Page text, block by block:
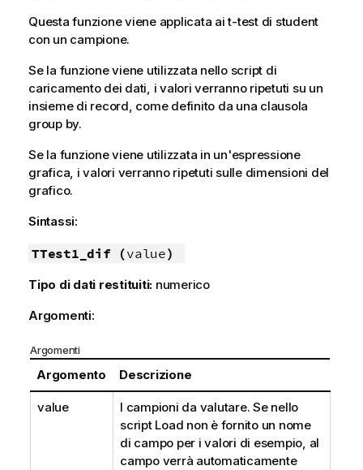
Questa funzione viene applicata ai t-test di student
con un campione.
Se la funzione viene utilizzata nello script di
caricamento dei dati, i valori verranno ripetuti su un
insieme di record, come definito da una clausola
group by.
Se la funzione viene utilizzata in un'espressione
grafica, i valori verranno ripetuti sulle dimensioni del
grafico.
Sintassi:
TTest1_dif (value)
Tipo di dati restituiti: numerico
Argomenti:
Argomenti
Argomento Descrizione
value
I campioni da valutare. Se nello
script Load non è fornito un nome
di campo per i valori di esempio, al
campo verrà automaticamente